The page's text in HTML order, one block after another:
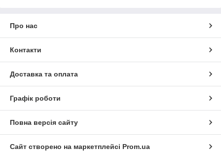
Про нас
Контакти
Доставка та оплата
Графік роботи
Повна версія сайту
Сайт створено на маркетплейсі Prom.ua